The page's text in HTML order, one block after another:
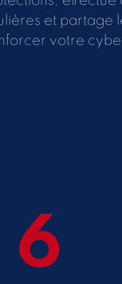
et partage
votre
6